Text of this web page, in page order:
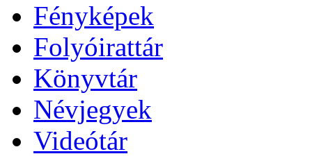
Fényképek
Folyóirattár
Könyvtár
Névjegyek
Videótár